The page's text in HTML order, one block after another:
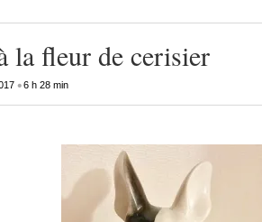
la fleur de cerisier
•6 h 28 min